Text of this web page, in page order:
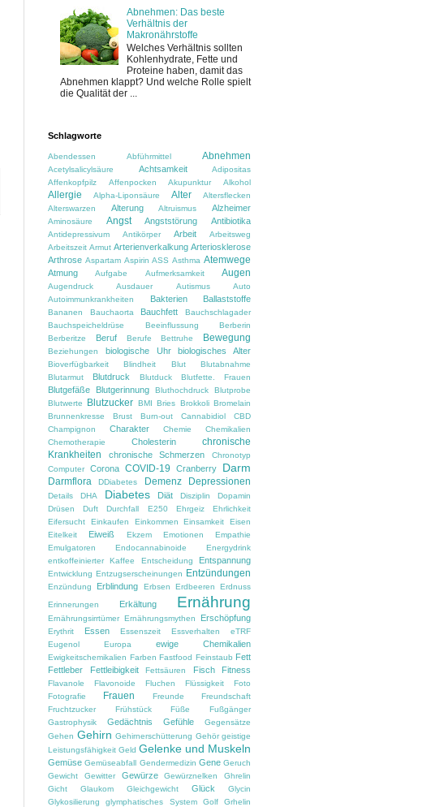
Abnehmen: Das beste
Verhältnis der
Makronährstoffe
Welches Verhältnis sollten
Kohlenhydrate, Fette und
Proteine haben, damit das
Abnehmen klappt? Und welche Rolle spielt
die Qualität der ...
Schlagworte
Abendessen Abführmittel Abnehmen
Acetylsalicylsäure Achtsamkeit
Adipositas
Affenkopfpilz
Affenpocken Akupunktur Alkohol
Allergie Alpha-Liponsäure Alter
Altersflecken
Alterswarzen
Alterung Altruismus Alzheimer
Aminosäure Angst Angststörung Antibiotika
Antidepressivum Antikörper Arbeit
Arbeitsweg
Arbeitszeit Armut Arterienverkalkung Arteriosklerose
Arthrose Aspartam Aspirin ASS Asthma Atemwege
Atmung Aufgabe Aufmerksamkeit Augen
Augendruck Ausdauer Autismus
Auto
Autoimmunkrankheiten
Bakterien Ballaststoffe
Bananen Bauchaorta Bauchfett
Bauchschlagader
Bauchspeicheldrüse
Beeinflussung
Berberin
Berberitze
Beruf Berufe Bettruhe Bewegung
Beziehungen biologische Uhr biologisches Alter
Bioverfügbarkeit Blindheit Blut
Blutabnahme
Blutarmut
Blutdruck Blutduck Blutfette. Frauen
Blutgefäße Blutgerinnung Bluthochdruck
Blutprobe
Blutwerte
Blutzucker BMI Bries Brokkoli Bromelain
Brunnenkresse
Brust Burn-out Cannabidiol
CBD
Champignon
Charakter Chemie
Chemikalien
Chemotherapie
Cholesterin
chronische
Krankheiten
chronische Schmerzen
Chronotyp
Computer
Corona COVID-19 Cranberry Darm
Darmflora DDiabetes Demenz Depressionen
Details DHA Diabetes Diät Disziplin
Dopamin
Drüsen
Duft Durchfall E250 Ehrgeiz
Ehrlichkeit
Eifersucht
Einkaufen Einkommen Einsamkeit
Eisen
Eitelkeit
Eiweiß Ekzem Emotionen
Empathie
Emulgatoren
Endocannabinoide
Energydrink
entkoffeinierter Kaffee
Entscheidung Entspannung
Entwicklung Entzugserscheinungen Entzündungen
Enzündung Erblindung Erbsen Erdbeeren
Erdnuss
Erinnerungen
Erkältung Ernährung
Ernährungsirrtümer Ernährungsmythen Erschöpfung
Erythrit Essen Essenszeit Essverhalten
eTRF
Eugenol
Europa ewige Chemikalien
Ewigkeitschemikalien Farben Fastfood Feinstaub Fett
Fettleber
Fettleibigkeit Fettsäuren Fisch Fitness
Flavanole Flavonoide Fluchen Flüssigkeit
Foto
Fotografie
Frauen Freunde
Freundschaft
Fruchtzucker
Frühstück Füße
Fußgänger
Gastrophysik
Gedächtnis Gefühle
Gegensätze
Gehen Gehirn Gehirnerschütterung Gehör geistige
Leistungsfähigkeit Geld Gelenke und Muskeln
Gemüse Gemüseabfall Gendermedizin Gene Geruch
Gewicht
Gewitter Gewürze Gewürznelken
Ghrelin
Gicht
Glaukom Gleichgewicht Glück
Glycin
Glykosilierung
glymphatisches System Golf Grhelin